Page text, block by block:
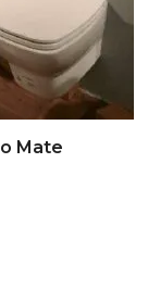
Mate